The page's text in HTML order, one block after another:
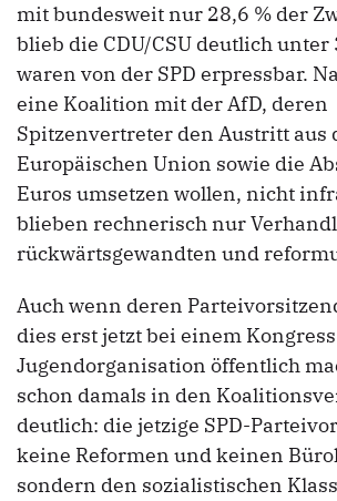
mit bundesweit nur 28,6 % der
blieb die CDU/CSU deutlich
waren von der SPD erpressbar.
eine Koalition mit der AfD, deren
Spitzenvertreter den Austritt aus
Europäischen Union sowie die
Euros umsetzen wollen, nicht
blieben rechnerisch nur
rückwärtsgewandten und
Auch wenn deren
dies erst jetzt bei einem
Jugendorganisation öffentlich
schon damals in den
deutlich: die jetzige SPD-
keine Reformen und keinen
sondern den sozialistischen